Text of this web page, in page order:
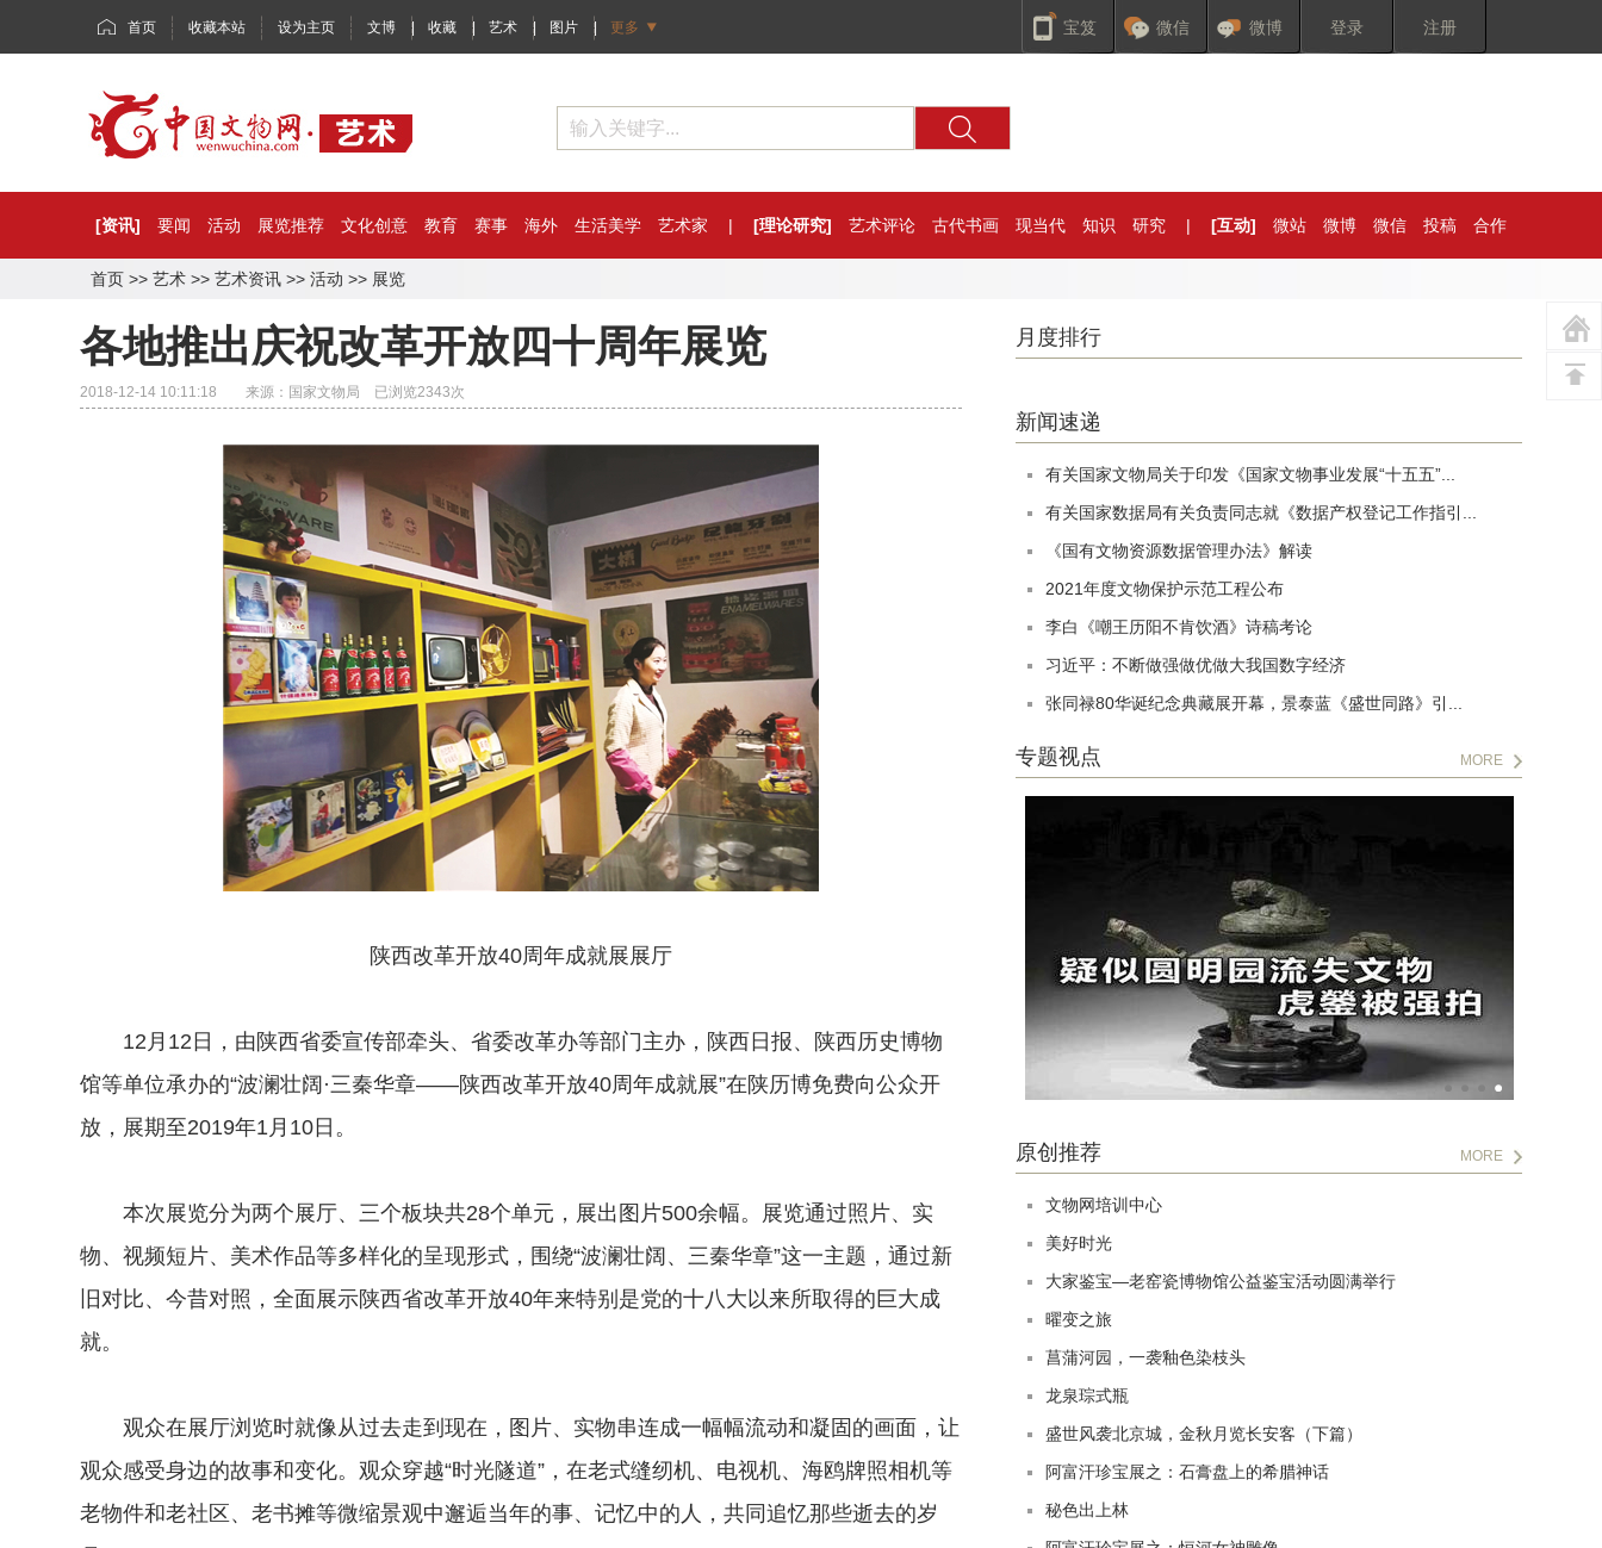
首页 收藏本站 设为主页 文博 | 收藏 | 艺术 | 图片 | 更多 宝笈 微信 微博 登录 注册
[资讯] 要闻 活动 展览推荐 文化创意 教育 赛事 海外 生活美学 艺术家 | [理论研究] 艺术评论 古代书画 现当代 知识 研究 | [互动] 微站 微博 微信 投稿 合作
首页 >> 艺术 >> 艺术资讯 >> 活动 >> 展览
各地推出庆祝改革开放四十周年展览
2018-12-14 10:11:18 来源：国家文物局 已浏览2343次
陕西改革开放40周年成就展展厅
12月12日，由陕西省委宣传部牵头、省委改革办等部门主办，陕西日报、陕西历史博物
馆等单位承办的“波澜壮阔·三秦华章——陕西改革开放40周年成就展”在陕历博免费向公众开
放，展期至2019年1月10日。
本次展览分为两个展厅、三个板块共28个单元，展出图片500余幅。展览通过照片、实
物、视频短片、美术作品等多样化的呈现形式，围绕“波澜壮阔、三秦华章”这一主题，通过新
旧对比、今昔对照，全面展示陕西省改革开放40年来特别是党的十八大以来所取得的巨大成
就。
观众在展厅浏览时就像从过去走到现在，图片、实物串连成一幅幅流动和凝固的画面，让
观众感受身边的故事和变化。观众穿越“时光隧道”，在老式缝纫机、电视机、海鸥牌照相机等
老物件和老社区、老书摊等微缩景观中邂逅当年的事、记忆中的人，共同追忆那些逝去的岁
月度排行
新闻速递
有关国家文物局关于印发《国家文物事业发展“十五五”...
有关国家数据局有关负责同志就《数据产权登记工作指引...
《国有文物资源数据管理办法》解读
2021年度文物保护示范工程公布
李白《嘲王历阳不肯饮酒》诗稿考论
习近平：不断做强做优做大我国数字经济
张同禄80华诞纪念典藏展开幕，景泰蓝《盛世同路》引...
专题视点 MORE
原创推荐 MORE
文物网培训中心
美好时光
大家鉴宝—老窑瓷博物馆公益鉴宝活动圆满举行
曜变之旅
菖蒲河园，一袭釉色染枝头
龙泉琮式瓶
盛世风袭北京城，金秋月览长安客（下篇）
阿富汗珍宝展之：石膏盘上的希腊神话
秘色出上林